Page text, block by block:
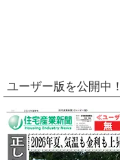
ユーザー版を公開中！